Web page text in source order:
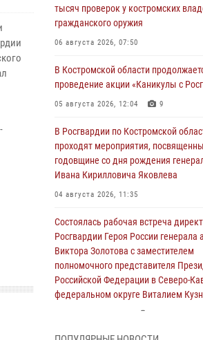
тысяч проверок у костромских
гражданского оружия
06 августа 2026, 07:50
В Костромской области
проведение акции «Каникулы с
05 августа 2026, 12:04 9
В Росгвардии по Костромской
проходят мероприятия,
годовщине со дня рождения
Ивана Кирилловича Яковлева
04 августа 2026, 11:35
Состоялась рабочая встреча
Росгвардии Героя России генерала
Виктора Золотова с заместителем
полномочного представителя
Российской Федерации в Северо-
федеральном округе Виталием